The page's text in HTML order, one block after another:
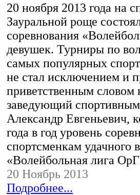
20 ноября 2013 года на
Зауральной роще
соревнования
девушек. Турниры по
самых популярных
не стал исключением и
приветственным словом
заведующий
Александр Евгеньевич,
года в год уровень
спортсменкам
«Волейбольная лига
20 Ноябрь 2013
Подробнее...